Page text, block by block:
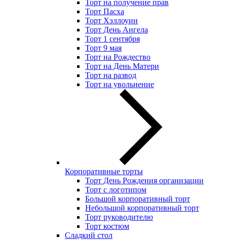
Торт на получение прав
Торт Пасха
Торт Хэллоуин
Торт День Ангела
Торт 1 сентября
Торт 9 мая
Торт на Рождество
Торт на День Матери
Торт на развод
Торт на увольнение
Корпоративные торты
Торт День Рождения организации
Торт с логотипом
Большой корпоративный торт
Небольшой корпоративный торт
Торт руководителю
Торт костюм
Сладкий стол